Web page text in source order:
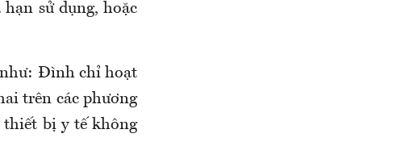
sử dụng, hoặc
như: Đình chỉ hoạt
trên các phương
thiết bị y tế không